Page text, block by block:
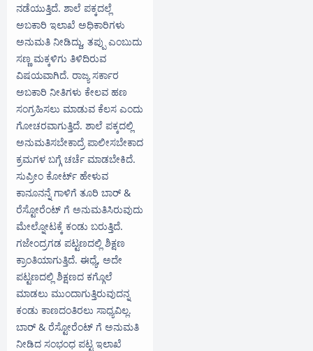
ನಡೆಯುತ್ತಿದೆ. ಶಾಲೆ ಪಕ್ಕದಲ್ಲೆ
ಅಬಕಾರಿ ಇಲಾಖೆ ಅಧಿಕಾರಿಗಳು
ಅನುಮತಿ ನೀಡಿದ್ದು, ತಪ್ಪು ಎಂಬುದು
ಸಣ್ಣ ಮಕ್ಕಳಿಗು ತಿಳಿದಿರುವ
ವಿಷಯವಾಗಿದೆ. ರಾಜ್ಯ ಸರ್ಕಾರ
ಅಬಕಾರಿ ನೀತಿಗಳು ಕೇಲವ ಹಣ
ಸಂಗ್ರಹಿಸಲು ಮಾಡುವ ಕೆಲಸ ಎಂದು
ಗೋಚರವಾಗುತ್ತಿದೆ. ಶಾಲೆ ಪಕ್ಕದಲ್ಲಿ
ಅನುಮತಿಸಬೇಕಾದ್ರೆ ಪಾಲೀಸಬೇಕಾದ
ಕ್ರಮಗಳ ಬಗ್ಗೆ ಚರ್ಚೆ ಮಾಡಬೇಕಿದೆ.
ಸುಪ್ರೀಂ ಕೋರ್ಟ್ ಹೇಳುವ
ಕಾನೂನನ್ನೆ ಗಾಳಿಗೆ ತೂರಿ ಬಾರ್ &
ರೆಸ್ಟೋರೆಂಟ್ ಗೆ ಅನುಮತಿಸಿರುವುದು
ಮೇಲ್ನೋಟಕ್ಕೆ ಕಂಡು ಬರುತ್ತಿದೆ.
ಗಜೇಂದ್ರಗಡ ಪಟ್ಟಣದಲ್ಲಿ ಶಿಕ್ಷಣ
ಕ್ರಾಂತಿಯಾಗುತ್ತಿದೆ. ಈಧ್ಯೆ, ಅದೇ
ಪಟ್ಟಣದಲ್ಲಿ ಶಿಕ್ಷಣದ ಕಗ್ಗೊಲೆ
ಮಾಡಲು ಮುಂದಾಗುತ್ತಿರುವುದನ್ನ
ಕಂಡು ಕಾಣದಂತಿರಲು ಸಾಧ್ಯವಿಲ್ಲ.
ಬಾರ್ & ರೆಸ್ಟೋರೆಂಟ್ ಗೆ ಅನುಮತಿ
ನೀಡಿದ ಸಂಭಂಧ ಪಟ್ಟ ಇಲಾಖೆ